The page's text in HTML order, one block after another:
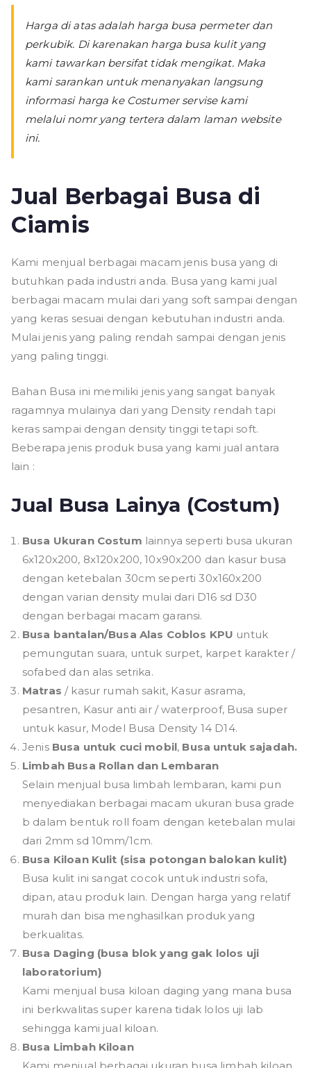
Harga di atas adalah harga busa permeter dan
perkubik. Di karenakan harga busa kulit yang
kami tawarkan bersifat tidak mengikat. Maka
kami sarankan untuk menanyakan langsung
informasi harga ke Costumer servise kami
melalui nomr yang tertera dalam laman website
ini.
Jual Berbagai Busa di
Ciamis
Kami menjual berbagai macam jenis busa yang di
butuhkan pada industri anda. Busa yang kami jual
berbagai macam mulai dari yang soft sampai dengan
yang keras sesuai dengan kebutuhan industri anda.
Mulai jenis yang paling rendah sampai dengan jenis
yang paling tinggi.
Bahan Busa ini memiliki jenis yang sangat banyak
ragamnya mulainya dari yang Density rendah tapi
keras sampai dengan density tinggi tetapi soft.
Beberapa jenis produk busa yang kami jual antara
lain :
Jual Busa Lainya (Costum)
Busa Ukuran Costum lainnya seperti busa ukuran
6x120x200, 8x120x200, 10x90x200 dan kasur busa
dengan ketebalan 30cm seperti 30x160x200
dengan varian density mulai dari D16 sd D30
dengan berbagai macam garansi.
Busa bantalan/Busa Alas Coblos KPU untuk
pemungutan suara, untuk surpet, karpet karakter /
sofabed dan alas setrika.
Matras / kasur rumah sakit, Kasur asrama,
pesantren, Kasur anti air / waterproof, Busa super
untuk kasur, Model Busa Density 14 D14.
Jenis Busa untuk cuci mobil, Busa untuk sajadah.
Limbah Busa Rollan dan Lembaran
Selain menjual busa limbah lembaran, kami pun
menyediakan berbagai macam ukuran busa grade
b dalam bentuk roll foam dengan ketebalan mulai
dari 2mm sd 10mm/1cm.
Busa Kiloan Kulit (sisa potongan balokan kulit)
Busa kulit ini sangat cocok untuk industri sofa,
dipan, atau produk lain. Dengan harga yang relatif
murah dan bisa menghasilkan produk yang
berkualitas.
Busa Daging (busa blok yang gak lolos uji
laboratorium)
Kami menjual busa kiloan daging yang mana busa
ini berkwalitas super karena tidak lolos uji lab
sehingga kami jual kiloan.
Busa Limbah Kiloan